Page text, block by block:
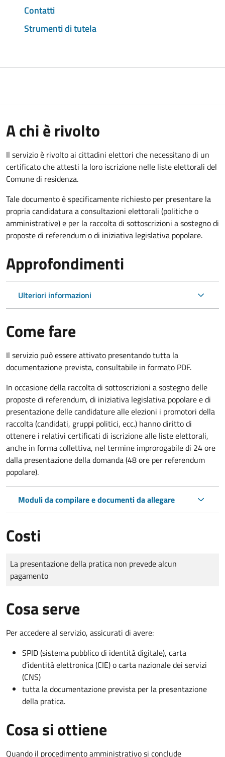
Contatti
Strumenti di tutela
A chi è rivolto
Il servizio è rivolto ai cittadini elettori che necessitano di un
certificato che attesti la loro iscrizione nelle liste elettorali del
Comune di residenza.
Tale documento è specificamente richiesto per presentare la
propria candidatura a consultazioni elettorali (politiche o
amministrative) e per la raccolta di sottoscrizioni a sostegno di
proposte di referendum o di iniziativa legislativa popolare.
Approfondimenti
Ulteriori informazioni
Come fare
Il servizio può essere attivato presentando tutta la
documentazione prevista, consultabile in formato PDF.
In occasione della raccolta di sottoscrizioni a sostegno delle
proposte di referendum, di iniziativa legislativa popolare e di
presentazione delle candidature alle elezioni i promotori della
raccolta (candidati, gruppi politici, ecc.) hanno diritto di
ottenere i relativi certificati di iscrizione alle liste elettorali,
anche in forma collettiva, nel termine improrogabile di 24 ore
dalla presentazione della domanda (48 ore per referendum
popolare).
Moduli da compilare e documenti da allegare
Costi
Tipo di pagamento
Importo
La presentazione della pratica non prevede alcun
pagamento
Cosa serve
Per accedere al servizio, assicurati di avere:
SPID (sistema pubblico di identità digitale), carta
d’identità elettronica (CIE) o carta nazionale dei servizi
(CNS)
tutta la documentazione prevista per la presentazione
della pratica.
Cosa si ottiene
Quando il procedimento amministrativo si conclude